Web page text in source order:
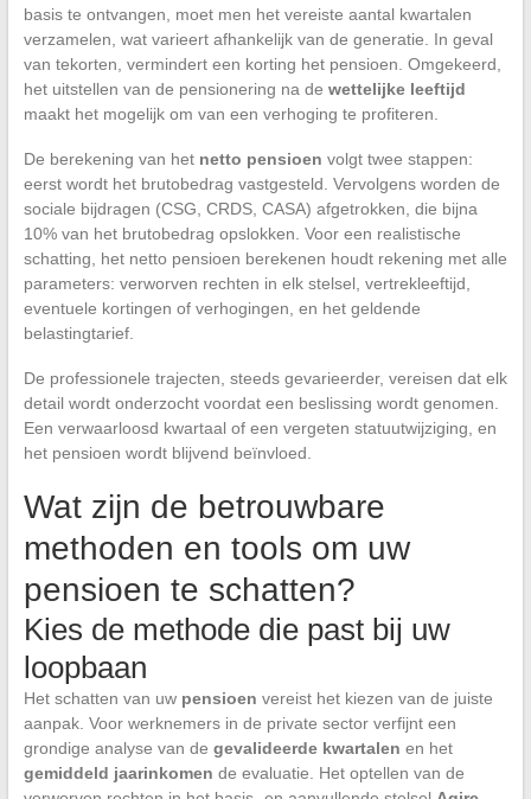
basis te ontvangen, moet men het vereiste aantal kwartalen
verzamelen, wat varieert afhankelijk van de generatie. In geval
van tekorten, vermindert een korting het pensioen. Omgekeerd,
het uitstellen van de pensionering na de wettelijke leeftijd
maakt het mogelijk om van een verhoging te profiteren.
De berekening van het netto pensioen volgt twee stappen:
eerst wordt het brutobedrag vastgesteld. Vervolgens worden de
sociale bijdragen (CSG, CRDS, CASA) afgetrokken, die bijna
10% van het brutobedrag opslokken. Voor een realistische
schatting, het netto pensioen berekenen houdt rekening met alle
parameters: verworven rechten in elk stelsel, vertrekleeftijd,
eventuele kortingen of verhogingen, en het geldende
belastingtarief.
De professionele trajecten, steeds gevarieerder, vereisen dat elk
detail wordt onderzocht voordat een beslissing wordt genomen.
Een verwaarloosd kwartaal of een vergeten statuutwijziging, en
het pensioen wordt blijvend beïnvloed.
Wat zijn de betrouwbare
methoden en tools om uw
pensioen te schatten?
Kies de methode die past bij uw
loopbaan
Het schatten van uw pensioen vereist het kiezen van de juiste
aanpak. Voor werknemers in de private sector verfijnt een
grondige analyse van de gevalideerde kwartalen en het
gemiddeld jaarinkomen de evaluatie. Het optellen van de